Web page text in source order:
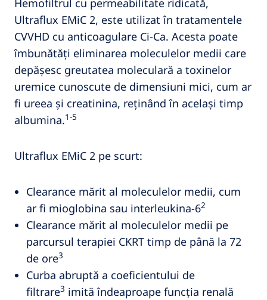
Hemofiltrul cu permeabilitate ridicată,
Ultraflux EMiC 2, este utilizat în tratamentele
CVVHD cu anticoagulare Ci-Ca. Acesta poate
îmbunătăți eliminarea moleculelor medii care
depășesc greutatea moleculară a toxinelor
uremice cunoscute de dimensiuni mici, cum ar
fi ureea și creatinina, reținând în același timp
albumina.1-5
Ultraflux EMiC 2 pe scurt:
Clearance mărit al moleculelor medii, cum
ar fi mioglobina sau interleukina-62
Clearance mărit al moleculelor medii pe
parcursul terapiei CKRT timp de până la 72
de ore3
Curba abruptă a coeficientului de
filtrare3 imită îndeaproape funcția renală